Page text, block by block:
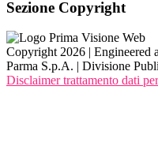
Sezione Copyright
Copyright 2026 | Engineered
Parma S.p.A. | Divisione
Disclaimer trattamento dati